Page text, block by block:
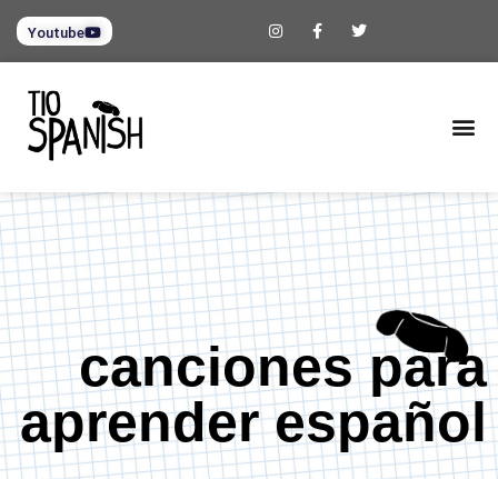
Youtube
canciones para
aprender español